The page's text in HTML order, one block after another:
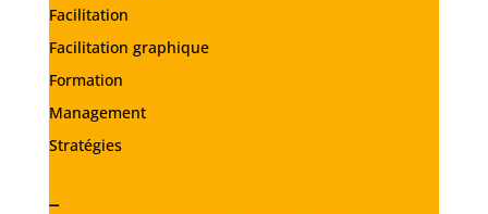
Facilitation
Facilitation graphique
Formation
Management
Stratégies
_